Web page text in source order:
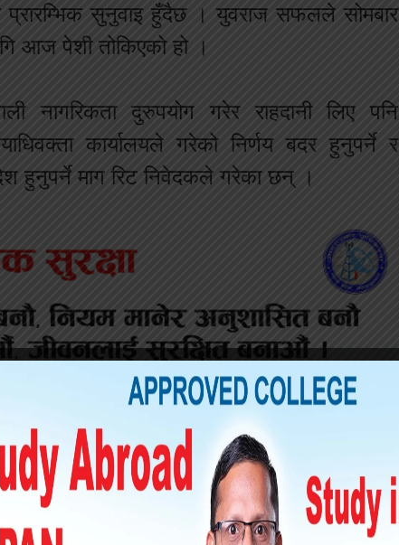
प्रारम्भिक सुनुवाइ हुँदैछ । युवराज सफलले सोमबार
आज पेशी तोकिएको हो ।
नागरिकता दुरुपयोग गरेर राहदानी लिए पनि
कार्यालयले गरेको निर्णय बदर हुनुपर्ने र
हुनुपर्ने माग रिट निवेदकले गरेका छन् ।
अनुसन्धान गरेको प्रहरीले लामिछानेमाथि मुद्दा
। त्यही प्रतिवेदनका आधारमा सरकारी वकिलको
महान्यायाधिवक्ता कार्यालयले सदर गरेको थियो ।